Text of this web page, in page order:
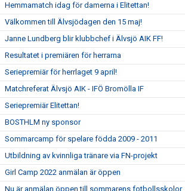
Hemmamatch idag för damerna i Elitettan!
Välkommen till Älvsjödagen den 15 maj!
Janne Lundberg blir klubbchef i Älvsjö AIK FF!
Resultatet i premiären för herrarna
Seriepremiär för herrlaget 9 april!
Matchreferat Älvsjö AIK - IFÖ Bromölla IF
Seriepremiär Elitettan!
BOSTHLM ny sponsor
Sommarcamp för spelare födda 2009 - 2011
Utbildning av kvinnliga tränare via FN-projekt
Girl Camp 2022 anmälan är öppen
Nu är anmälan öppen till sommarens fotbollsskolor